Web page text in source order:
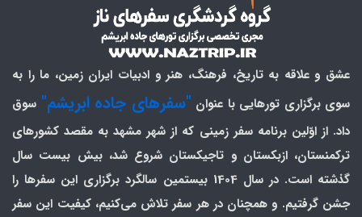
عشق و علاقه به تاریخ، فرهنگ، هنر و ادبیات ایران زمین، ما را به
سوی برگزاری تورهایی با عنوان "سفرهای جاده ابریشم" سوق
داد. از اوّلین برنامه سفر زمینی که از شهر مشهد به مقصد کشورهای
ترکمنستان، ازبکستان و تاجیکستان شروع شد، بیش بیست سال
گذشته است. در سال 1404 بیستمین سالگرد برگزاری این سفرها را
جشن گرفتیم. و همچنان در هر سفر تلاش می‌کنیم، کیفیت این سفر